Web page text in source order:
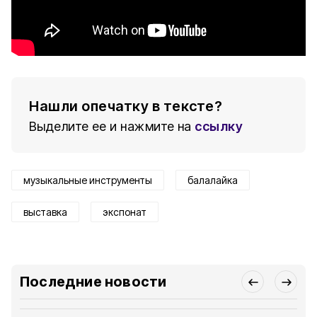
Нашли опечатку в тексте?
Выделите ее и нажмите на ссылку
музыкальные инструменты балалайка
выставка экспонат
Последние новости